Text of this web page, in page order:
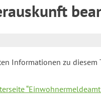
Informationen zu diesem